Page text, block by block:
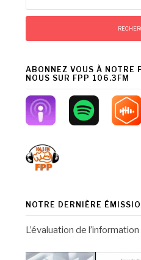
ABONNEZ VOUS À NOTRE
NOUS SUR FPP 106.3FM
NOTRE DERNIÈRE
L’évaluation de l’information